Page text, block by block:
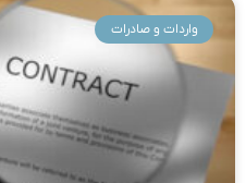
واردات و صادرات